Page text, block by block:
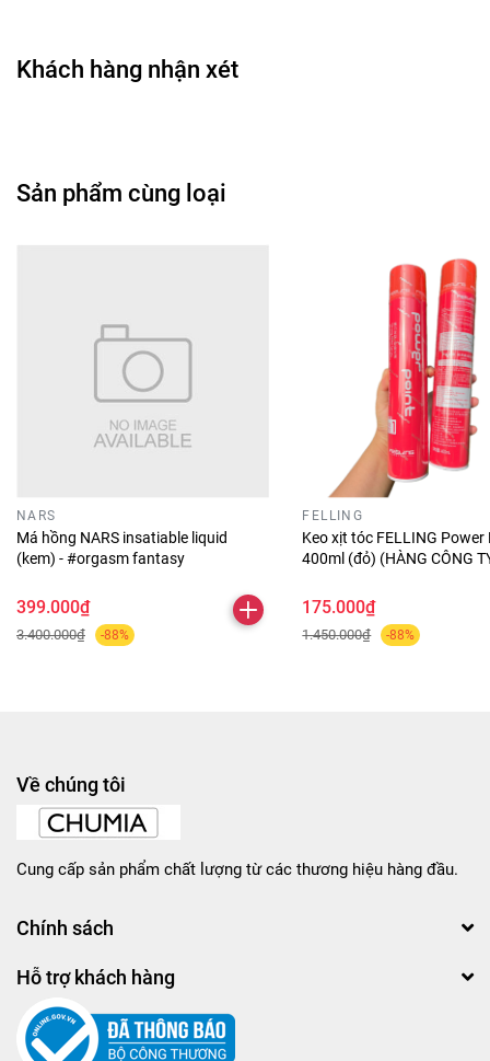
Khách hàng nhận xét
Sản phẩm cùng loại
NARS
Má hồng NARS insatiable liquid
(kem) - #orgasm fantasy
399.000₫
3.400.000₫ -88%
FELLING
Keo xịt tóc FELLING Power
400ml (đỏ) (HÀNG CÔNG
175.000₫
1.450.000₫ -88%
Về chúng tôi
Cung cấp sản phẩm chất lượng từ các thương hiệu hàng đầu.
Chính sách
Hỗ trợ khách hàng